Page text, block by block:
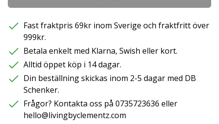
Fast fraktpris 69kr inom Sverige och fraktfritt över
999kr.
Betala enkelt med Klarna, Swish eller kort.
Alltid öppet köp i 14 dagar.
Din beställning skickas inom 2-5 dagar med DB
Schenker.
Frågor? Kontakta oss på 0735723636 eller
hello@livingbyclementz.com